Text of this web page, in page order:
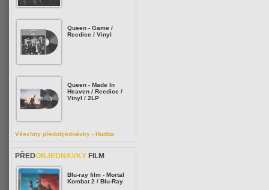
Queen - Game /
Reedice / Vinyl
Queen - Made In
Heaven / Reedice /
Vinyl / 2LP
Všechny předobjednávky - Hudba
PŘEDOBJEDNÁVKY FILM
Blu-ray film - Mortal
Kombat 2 / Blu-Ray